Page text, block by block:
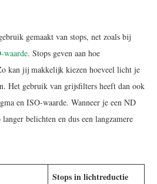
gemaakt van stops, net zoals bij
waarde. Stops geven aan hoe
kan jij makkelijk kiezen hoeveel licht je
Het gebruik van grijsfilters heeft dan ook
en ISO-waarde. Wanneer je een ND
belichten en dus een langzamere
Stops in lichtreductie